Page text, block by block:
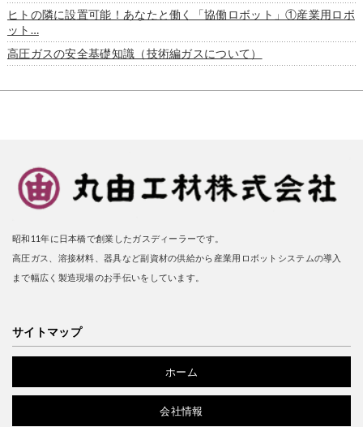
ヒトの隣に設置可能！あなたと働く「協働ロボット」①産業用ロボ
ット…
高圧ガスの安全基礎知識（技術編ガスについて）
昭和11年に日本橋で創業したガスディーラーです。
高圧ガス、溶接材料、器具など副資材の供給から産業用ロボットシステムの導入
まで幅広く製造現場のお手伝いをしています。
サイトマップ
ホーム
会社情報